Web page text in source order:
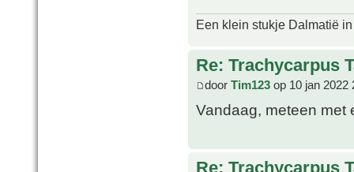
Een klein stukje Dalmatië
Re: Trachycarpus
door Tim123 op 10 jan 2022
Vandaag, meteen
Re: Trachycarpus